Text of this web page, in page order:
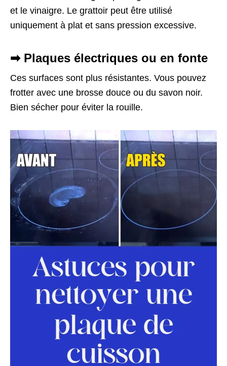
et le vinaigre. Le grattoir peut être utilisé
uniquement à plat et sans pression excessive.
➡ Plaques électriques ou en fonte
Ces surfaces sont plus résistantes. Vous pouvez
frotter avec une brosse douce ou du savon noir.
Bien sécher pour éviter la rouille.